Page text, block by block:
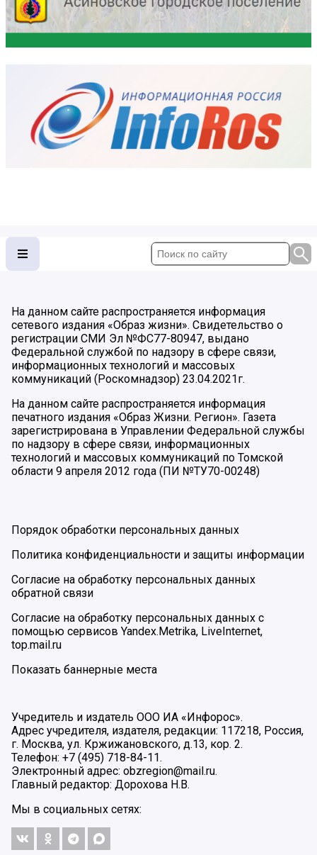
На данном сайте распространяется информация
сетевого издания «Образ жизни». Свидетельство о
регистрации СМИ Эл №ФС77-80947, выдано
Федеральной службой по надзору в сфере связи,
информационных технологий и массовых
коммуникаций (Роскомнадзор) 23.04.2021г.
На данном сайте распространяется информация
печатного издания «Образ Жизни. Регион». Газета
зарегистрирована в Управлении Федеральной службы
по надзору в сфере связи, информационных
технологий и массовых коммуникаций по Томской
области 9 апреля 2012 года (ПИ №ТУ70-00248)
Порядок обработки персональных данных
Политика конфиденциальности и защиты информации
Согласие на обработку персональных данных
обратной связи
Согласие на обработку персональных данных с
помощью сервисов Yandex.Metrika, LiveInternet,
top.mail.ru
Показать баннерные места
Учредитель и издатель ООО ИА «Инфорос».
Адрес учредителя, издателя, редакции: 117218, Россия,
г. Москва, ул. Кржижановского, д.13, кор. 2.
Телефон: +7 (495) 718-84-11.
Электронный адрес: obzregion@mail.ru.
Главный редактор: Дорохова Н.В.
Мы в социальных сетях: